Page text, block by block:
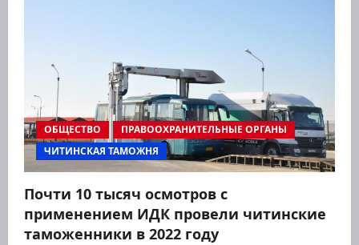
ОБЩЕСТВО
ПРАВООХРАНИТЕЛЬНЫЕ ОРГАНЫ
ЧИТИНСКАЯ ТАМОЖНЯ
Почти 10 тысяч осмотров с
применением ИДК провели читинские
таможенники в 2022 году